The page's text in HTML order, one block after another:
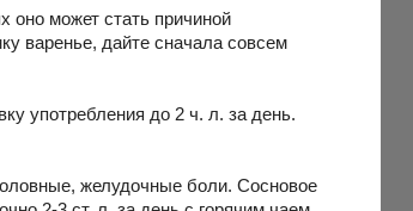
оно может стать причиной
варенье, дайте сначала совсем
употребления до 2 ч. л. за день.
желудочные боли. Сосновое